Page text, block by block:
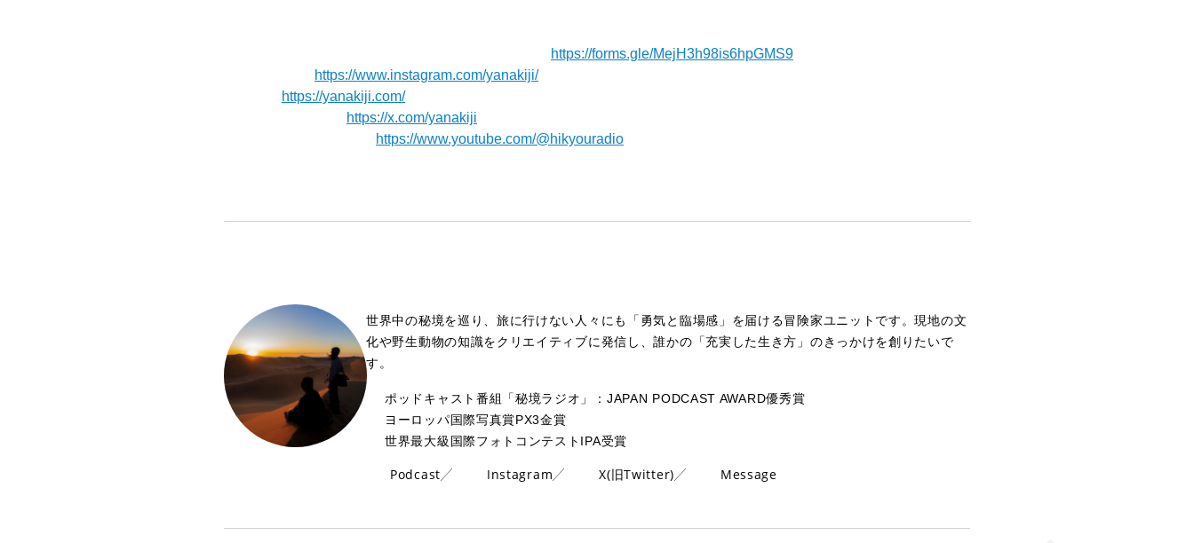
https://forms.gle/MejH3h98is6hpGMS9
https://www.instagram.com/yanakiji/
https://yanakiji.com/
https://x.com/yanakiji
https://www.youtube.com/@hikyouradio
世界中の秘境を巡り、旅に行けない人々にも「勇気と臨場感」を届ける冒険家ユニットです。現地の文
化や野生動物の知識をクリエイティブに発信し、誰かの「充実した生き方」のきっかけを創りたいで
す。
ポッドキャスト番組「秘境ラジオ」：JAPAN PODCAST AWARD優秀賞
ヨーロッパ国際写真賞PX3金賞
世界最大級国際フォトコンテストIPA受賞
Podcast Instagram X(旧Twitter) Message